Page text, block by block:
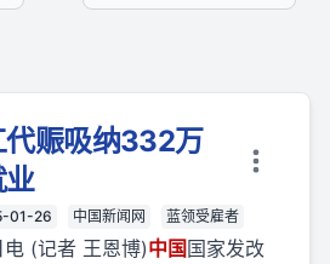
代赈吸纳332万
业
01-26 中国新闻网 蓝领受雇者
(记者 王恩博)中国 国家发改